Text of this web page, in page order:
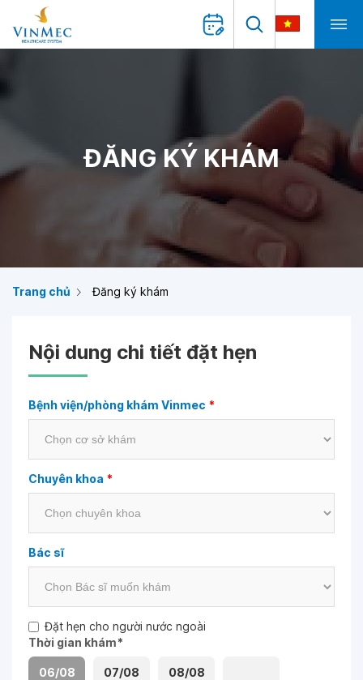
ĐĂNG KÝ KHÁM
Trang chủ Đăng ký khám
Nội dung chi tiết đặt hẹn
Bệnh viện/phòng khám Vinmec *
Chuyên khoa *
Bác sĩ
Đặt hẹn cho người nước ngoài
Thời gian khám*
06/08 07/08 08/08